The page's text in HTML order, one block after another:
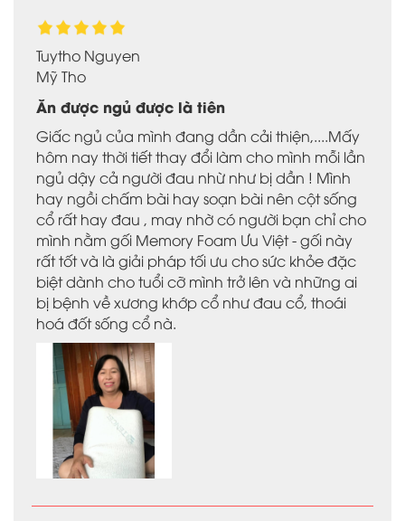
Tuytho Nguyen
Mỹ Tho
Ăn được ngủ được là tiên
Giấc ngủ của mình đang dần cải thiện,....Mấy
hôm nay thời tiết thay đổi làm cho mình mỗi lần
ngủ dậy cả người đau nhừ như bị dần ! Mình
hay ngồi chấm bài hay soạn bài nên cột sống
cổ rất hay đau , may nhờ có người bạn chỉ cho
mình nằm gối Memory Foam Ưu Việt - gối này
rất tốt và là giải pháp tối ưu cho sức khỏe đặc
biệt dành cho tuổi cỡ mình trở lên và những ai
bị bệnh về xương khớp cổ như đau cổ, thoái
hoá đốt sống cổ nà.